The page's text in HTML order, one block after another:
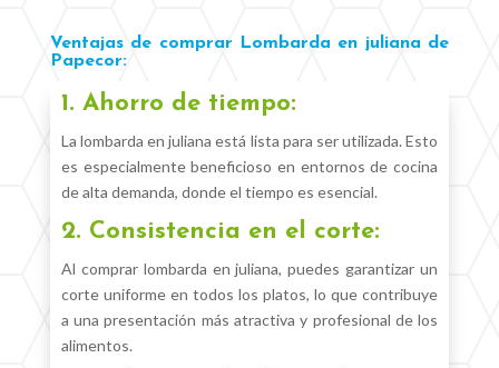
Ventajas de comprar Lombarda en juliana de
Papecor:
1. Ahorro de tiempo:
La lombarda en juliana está lista para ser utilizada. Esto
es especialmente beneficioso en entornos de cocina
de alta demanda, donde el tiempo es esencial.
2. Consistencia en el corte:
Al comprar lombarda en juliana, puedes garantizar un
corte uniforme en todos los platos, lo que contribuye
a una presentación más atractiva y profesional de los
alimentos.